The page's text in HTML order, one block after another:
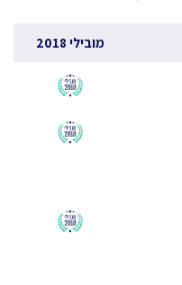
מובילי 2018